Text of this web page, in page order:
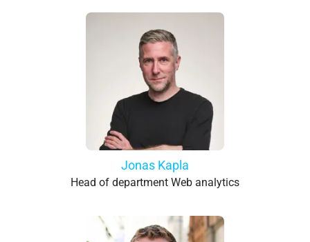
Jonas Kapla
Head of department Web analytics